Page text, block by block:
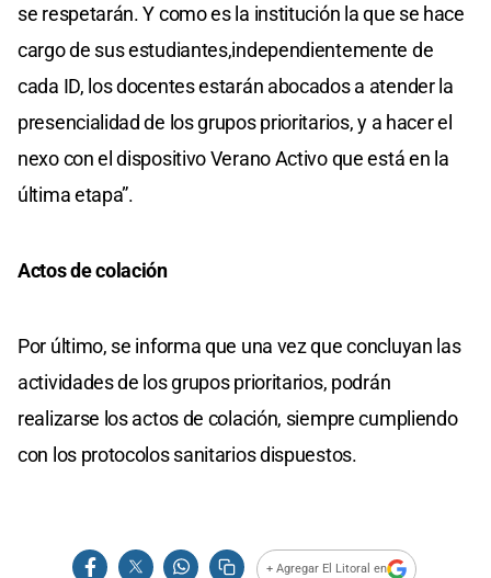
se respetarán. Y como es la institución la que se hace
cargo de sus estudiantes,independientemente de
cada ID, los docentes estarán abocados a atender la
presencialidad de los grupos prioritarios, y a hacer el
nexo con el dispositivo Verano Activo que está en la
última etapa”.
Actos de colación
Por último, se informa que una vez que concluyan las
actividades de los grupos prioritarios, podrán
realizarse los actos de colación, siempre cumpliendo
con los protocolos sanitarios dispuestos.
+ Agregar El Litoral en